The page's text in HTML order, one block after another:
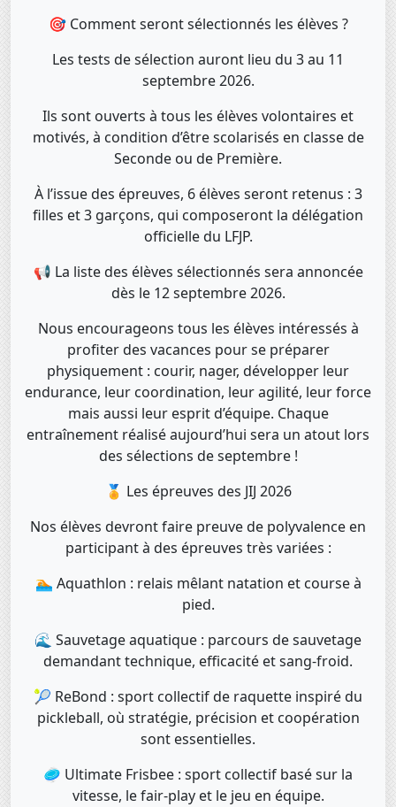
🎯 Comment seront sélectionnés les élèves ?
Les tests de sélection auront lieu du 3 au 11
septembre 2026.
Ils sont ouverts à tous les élèves volontaires et
motivés, à condition d’être scolarisés en classe de
Seconde ou de Première.
À l’issue des épreuves, 6 élèves seront retenus : 3
filles et 3 garçons, qui composeront la délégation
officielle du LFJP.
📢 La liste des élèves sélectionnés sera annoncée
dès le 12 septembre 2026.
Nous encourageons tous les élèves intéressés à
profiter des vacances pour se préparer
physiquement : courir, nager, développer leur
endurance, leur coordination, leur agilité, leur force
mais aussi leur esprit d’équipe. Chaque
entraînement réalisé aujourd’hui sera un atout lors
des sélections de septembre !
🏅 Les épreuves des JIJ 2026
Nos élèves devront faire preuve de polyvalence en
participant à des épreuves très variées :
🏊 Aquathlon : relais mêlant natation et course à
pied.
🌊 Sauvetage aquatique : parcours de sauvetage
demandant technique, efficacité et sang-froid.
🎾 ReBond : sport collectif de raquette inspiré du
pickleball, où stratégie, précision et coopération
sont essentielles.
🥏 Ultimate Frisbee : sport collectif basé sur la
vitesse, le fair-play et le jeu en équipe.